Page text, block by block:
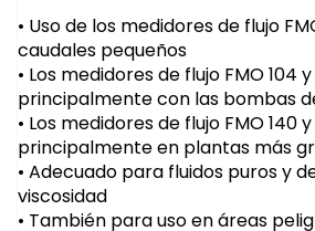
Uso de los medidores de flujo
caudales pequeños
Los medidores de flujo FMO 104 y
principalmente con las bombas
Los medidores de flujo FMO 140
principalmente en plantas más
Adecuado para fluidos puros y
viscosidad
También para uso en áreas